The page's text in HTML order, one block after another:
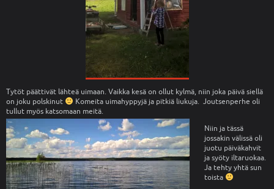
Tytöt päättivät lähteä uimaan. Vaikka kesä on ollut kylmä, niin joka päivä siellä
on joku polskinut
Komeita uimahyppyjä ja pitkiä liukuja. Joutsenperhe oli
tullut myös katsomaan meitä.
Niin ja tässä
jossakin välissä oli
juotu päiväkahvit
ja syöty iltaruokaa.
Ja tehty yhtä sun
toista